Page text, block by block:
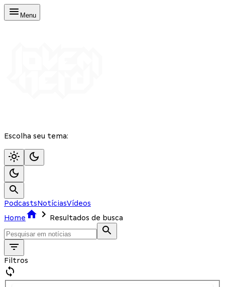
Menu
Escolha seu tema:
PodcastsNotíciasVídeos
Home
Resultados de busca
Filtros